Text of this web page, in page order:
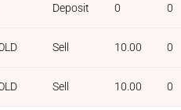
Deposit 0 0
Sell 10.00 0
Sell 10.00 0